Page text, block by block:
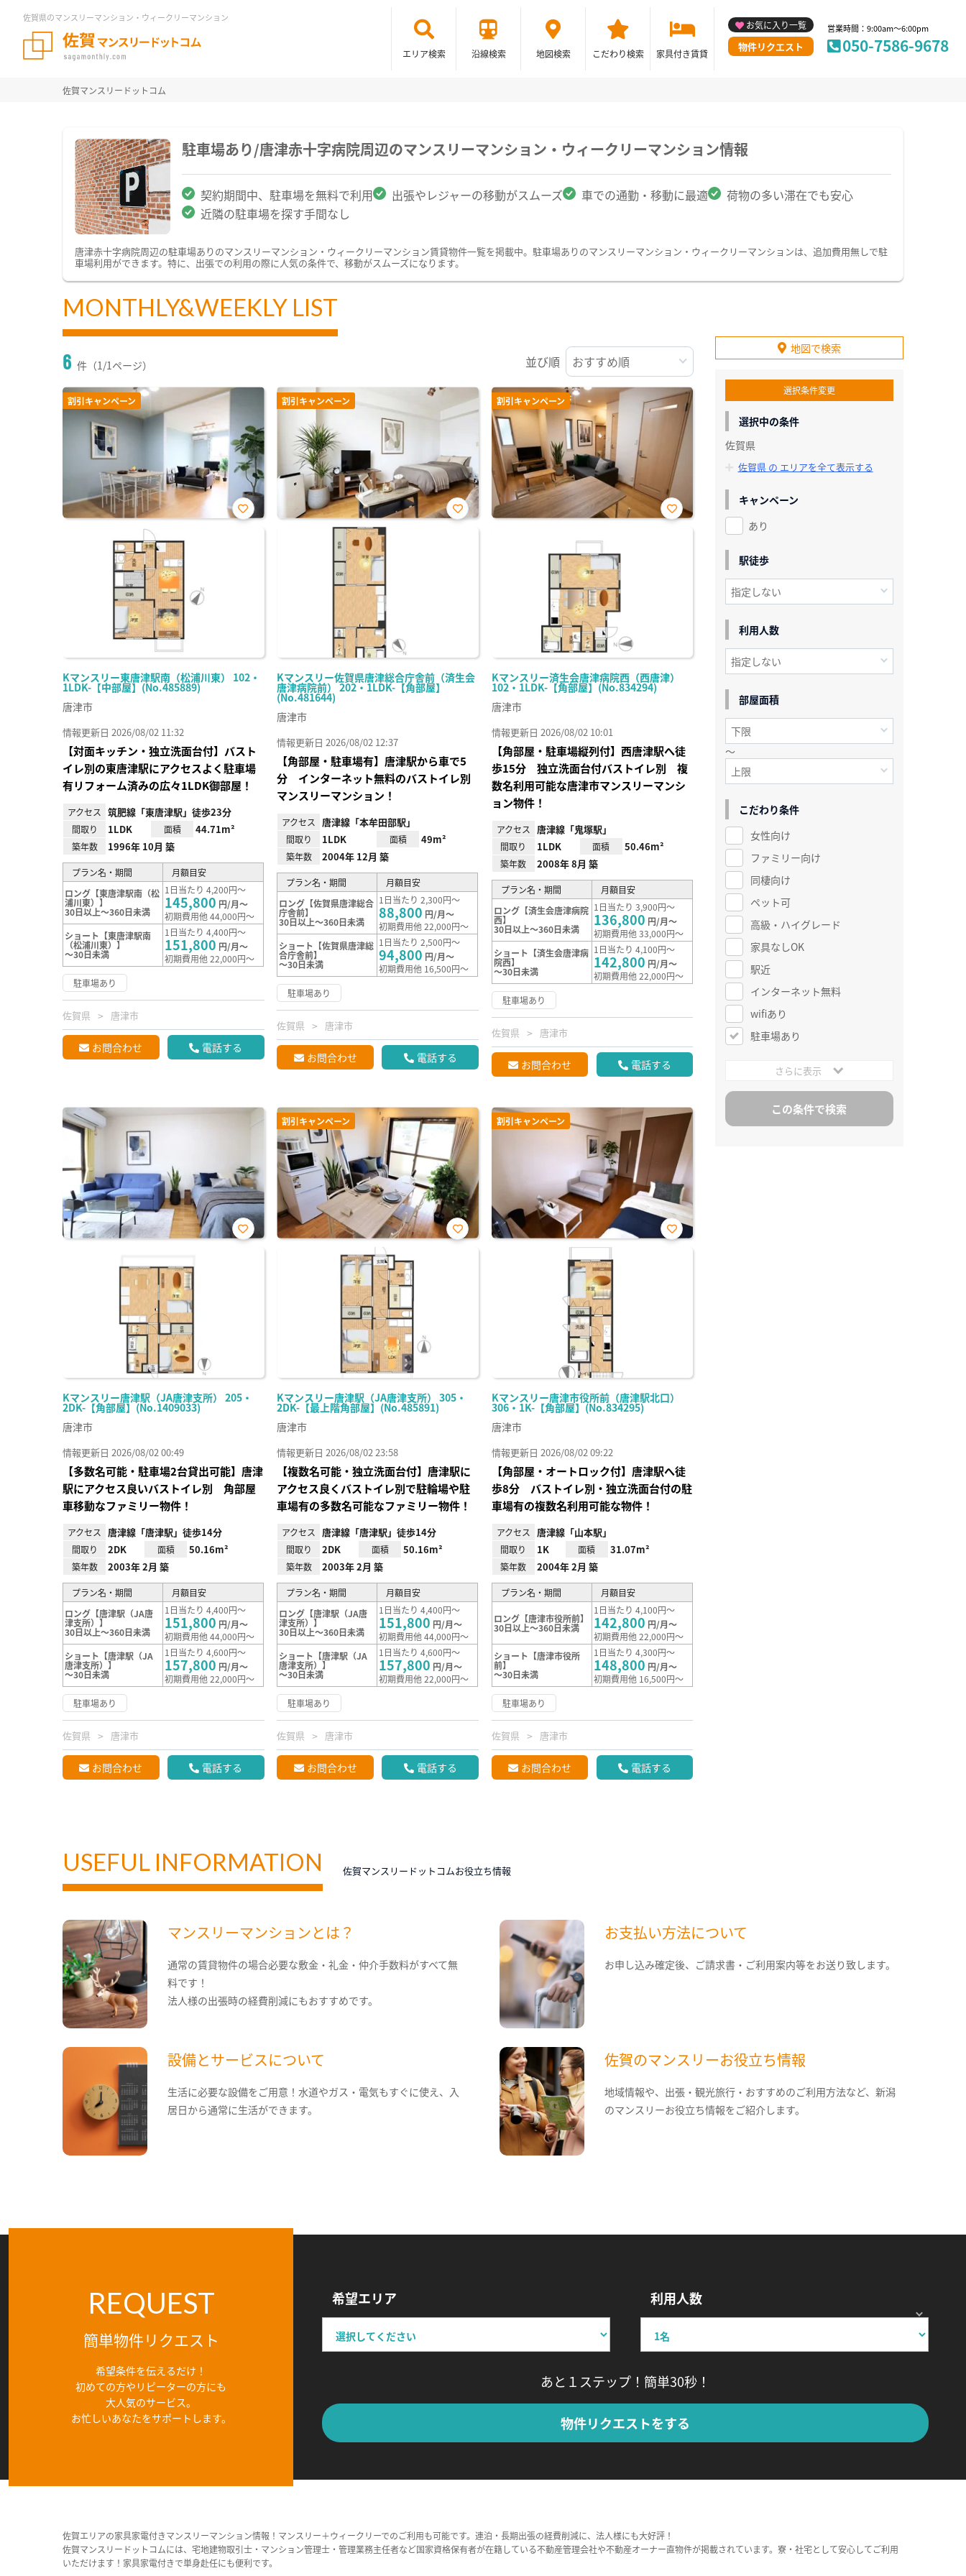
佐賀県のマンスリーマンション・ウィークリーマンション
エリア検索 沿線検索 地図検索 こだわり検索 家具付き賃貸
お気に入り一覧
物件リクエスト
営業時間：9:00am～6:00pm
050-7586-9678
佐賀マンスリードットコム
駐車場あり/唐津赤十字病院周辺のマンスリーマンション・ウィークリーマンション情報
契約期間中、駐車場を無料で利用 出張やレジャーの移動がスムーズ 車での通勤・移動に最適
荷物の多い滞在でも安心
近隣の駐車場を探す手間なし
唐津赤十字病院周辺の駐車場ありのマンスリーマンション・ウィークリーマンション賃貸物件一覧を掲載中。駐車場ありのマンスリーマンション・ウィークリーマンションは、追加費用無しで駐
車場利用ができます。特に、出張での利用の際に人気の条件で、移動がスムーズになります。
MONTHLY&WEEKLY LIST
6 件（1/1ページ） 並び順
割引キャンペーン
Kマンスリー東唐津駅南（松浦川東） 102・
1LDK-【中部屋】(No.485889)
お気
唐津市
情報更新日 2026/08/02 11:32
【対面キッチン・独立洗面台付】バスト
イレ別の東唐津駅にアクセスよく駐車場
有リフォーム済みの広々1LDK御部屋！
アクセス 筑肥線「東唐津駅」徒歩23分
間取り 1LDK 面積 44.71m²
築年数 1996年 10月 築
プラン名・期間
月額目安
ロング【東唐津駅南（松
浦川東）】
30日以上～360日未満
1日当たり 4,200円～
145,800 円/月～
初期費用他 44,000円～
ショート【東唐津駅南
（松浦川東）】
～30日未満
1日当たり 4,400円～
151,800 円/月～
初期費用他 22,000円～
駐車場あり
佐賀県 唐津市
お問合わせ 電話する
割引キャンペーン
Kマンスリー佐賀県唐津総合庁舎前（済生会
唐津病院前） 202・1LDK-【角部屋】
(No.481644)
お気
唐津市
情報更新日 2026/08/02 12:37
【角部屋・駐車場有】唐津駅から車で5
分 インターネット無料のバストイレ別
マンスリーマンション！
アクセス 唐津線「本牟田部駅」
間取り 1LDK 面積 49m²
築年数 2004年 12月 築
プラン名・期間
月額目安
ロング【佐賀県唐津総合
庁舎前】
30日以上～360日未満
1日当たり 2,300円～
88,800 円/月～
初期費用他 22,000円～
ショート【佐賀県唐津総
合庁舎前】
～30日未満
1日当たり 2,500円～
94,800 円/月～
初期費用他 16,500円～
駐車場あり
佐賀県 唐津市
お問合わせ 電話する
割引キャンペーン
Kマンスリー済生会唐津病院西（西唐津）
102・1LDK-【角部屋】(No.834294)
お気
唐津市
情報更新日 2026/08/02 10:01
【角部屋・駐車場縦列付】西唐津駅へ徒
歩15分 独立洗面台付バストイレ別 複
数名利用可能な唐津市マンスリーマンシ
ョン物件！
アクセス 唐津線「鬼塚駅」
間取り 1LDK 面積 50.46m²
築年数 2008年 8月 築
プラン名・期間
月額目安
ロング【済生会唐津病院
西】
30日以上～360日未満
1日当たり 3,900円～
136,800 円/月～
初期費用他 33,000円～
ショート【済生会唐津病
院西】
～30日未満
1日当たり 4,100円～
142,800 円/月～
初期費用他 22,000円～
駐車場あり
佐賀県 唐津市
お問合わせ 電話する
Kマンスリー唐津駅（JA唐津支所） 205・
2DK-【角部屋】(No.1409033)
お気
唐津市
情報更新日 2026/08/02 00:49
【多数名可能・駐車場2台貸出可能】唐津
駅にアクセス良いバストイレ別 角部屋
車移動なファミリー物件！
アクセス 唐津線「唐津駅」徒歩14分
間取り 2DK 面積 50.16m²
築年数 2003年 2月 築
プラン名・期間
月額目安
ロング【唐津駅（JA唐
津支所）】
30日以上～360日未満
1日当たり 4,400円～
151,800 円/月～
初期費用他 44,000円～
ショート【唐津駅（JA
唐津支所）】
～30日未満
1日当たり 4,600円～
157,800 円/月～
初期費用他 22,000円～
駐車場あり
佐賀県 唐津市
お問合わせ 電話する
割引キャンペーン
Kマンスリー唐津駅（JA唐津支所） 305・
2DK-【最上階角部屋】(No.485891)
お気
唐津市
情報更新日 2026/08/02 23:58
【複数名可能・独立洗面台付】唐津駅に
アクセス良くバストイレ別で駐輪場や駐
車場有の多数名可能なファミリー物件！
アクセス 唐津線「唐津駅」徒歩14分
間取り 2DK 面積 50.16m²
築年数 2003年 2月 築
プラン名・期間
月額目安
ロング【唐津駅（JA唐
津支所）】
30日以上～360日未満
1日当たり 4,400円～
151,800 円/月～
初期費用他 44,000円～
ショート【唐津駅（JA
唐津支所）】
～30日未満
1日当たり 4,600円～
157,800 円/月～
初期費用他 22,000円～
駐車場あり
佐賀県 唐津市
お問合わせ 電話する
割引キャンペーン
Kマンスリー唐津市役所前（唐津駅北口）
306・1K-【角部屋】(No.834295)
お気
唐津市
情報更新日 2026/08/02 09:22
【角部屋・オートロック付】唐津駅へ徒
歩8分 バストイレ別・独立洗面台付の駐
車場有の複数名利用可能な物件！
アクセス 唐津線「山本駅」
間取り 1K 面積 31.07m²
築年数 2004年 2月 築
プラン名・期間 月額目安
ロング【唐津市役所前】
30日以上～360日未満
1日当たり 4,100円～
142,800 円/月～
初期費用他 22,000円～
ショート【唐津市役所
前】
～30日未満
1日当たり 4,300円～
148,800 円/月～
初期費用他 16,500円～
駐車場あり
佐賀県 唐津市
お問合わせ 電話する
地図で検索
選択条件変更
選択中の条件
佐賀県
佐賀県 の エリアを全て表示する
キャンペーン
あり
駅徒歩
利用人数
部屋面積
～
こだわり条件
女性向け
ファミリー向け
同棲向け
ペット可
高級・ハイグレード
家具なしOK
駅近
インターネット無料
wifiあり
駐車場あり
さらに表示
USEFUL INFORMATION 佐賀マンスリードットコムお役立ち情報
マンスリーマンションとは？
通常の賃貸物件の場合必要な敷金・礼金・仲介手数料がすべて無
料です！
法人様の出張時の経費削減にもおすすめです。
お支払い方法について
お申し込み確定後、ご請求書・ご利用案内等をお送り致します。
設備とサービスについて
生活に必要な設備をご用意！水道やガス・電気もすぐに使え、入
居日から通常に生活ができます。
佐賀のマンスリーお役立ち情報
地域情報や、出張・観光旅行・おすすめのご利用方法など、新潟
のマンスリーお役立ち情報をご紹介します。
REQUEST
簡単物件リクエスト
希望条件を伝えるだけ！
初めての方やリピーターの方にも
大人気のサービス。
お忙しいあなたをサポートします。
希望エリア 利用人数
あと１ステップ！簡単30秒！
物件リクエストをする
佐賀エリアの家具家電付きマンスリーマンション情報！マンスリー＋ウィークリーでのご利用も可能です。連泊・長期出張の経費削減に、法人様にも大好評！
佐賀マンスリードットコムには、宅地建物取引士・マンション管理士・管理業務主任者など国家資格保有者が在籍している不動産管理会社や不動産オーナー直物件が掲載されています。寮・社宅として安心してご利用
いただけます！家具家電付きで単身赴任にも便利です。